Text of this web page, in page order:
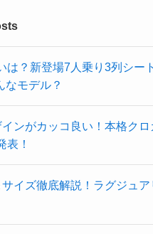
は？新登場7人乗り3列シー
なモデル？
ンがカッコ良い！本格ク
表！
イズ徹底解説！ラグジュ